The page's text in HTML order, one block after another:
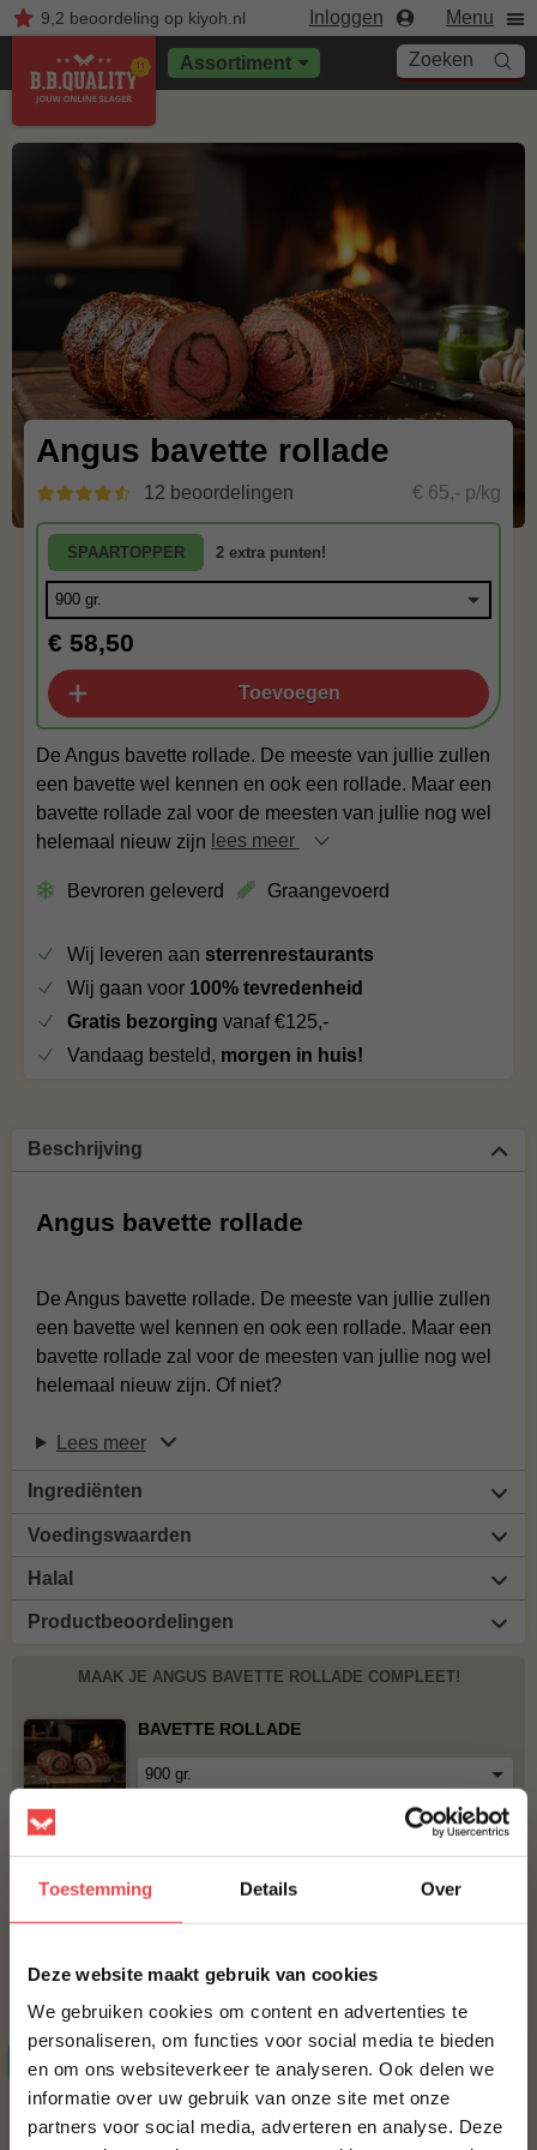
Toestemming Details Over
Deze website maakt gebruik van cookies
We gebruiken cookies om content en advertenties te
personaliseren, om functies voor social media te bieden
en om ons websiteverkeer te analyseren. Ook delen we
informatie over uw gebruik van onze site met onze
partners voor social media, adverteren en analyse. Deze
9,2 beoordelingop kiyoh.nl Inloggen Menu
Assortiment Zoeken
Angus bavette rollade
12 beoordelingen € 65,- p/kg
De Angus bavette rollade. De meeste van jullie zullen
een bavette wel kennen en ook een rollade. Maar een
bavette rollade zal voor de meesten van jullie nog wel
helemaal nieuw zijn lees meer
Bevroren geleverd Graangevoerd
SPAARTOPPER 2 extra punten!
€ 58,50
Toevoegen
Wij leveren aan sterrenrestaurants
Wij gaan voor 100% tevredenheid
Gratis bezorging vanaf €125,-
Vandaag besteld, morgen in huis!
Beschrijving
Angus bavette rollade
De Angus bavette rollade. De meeste van jullie zullen
een bavette wel kennen en ook een rollade. Maar een
bavette rollade zal voor de meesten van jullie nog wel
helemaal nieuw zijn. Of niet?
Lees meer
Ingrediënten
Voedingswaarden
Halal
Productbeoordelingen
MAAK JE ANGUS BAVETTE ROLLADE COMPLEET!
BAVETTE ROLLADE
€ 49,50
Bestel alles
ACTIE 6 halen, 5 betalen
10% korting op je
eerste bestelling*
Schrijf je in voor onze nieuwsbrief en ontvang direct